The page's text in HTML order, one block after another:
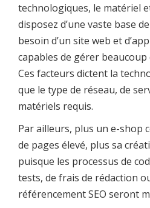
technologiques, le matériel
disposez d’une vaste base
besoin d’un site web et
capables de gérer
Ces facteurs dictent la
que le type de réseau, de
matériels requis.
Par ailleurs, plus un e-shop
de pages élevé, plus sa
puisque les processus de
tests, de frais de rédaction
référencement SEO seront